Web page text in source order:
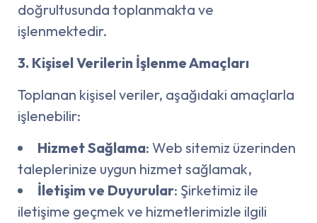
doğrultusunda toplanmakta ve
işlenmektedir.
3. Kişisel Verilerin İşlenme Amaçları
Toplanan kişisel veriler, aşağıdaki amaçlarla
işlenebilir:
Hizmet Sağlama: Web sitemiz üzerinden
taleplerinize uygun hizmet sağlamak,
İletişim ve Duyurular: Şirketimiz ile
iletişime geçmek ve hizmetlerimizle ilgili